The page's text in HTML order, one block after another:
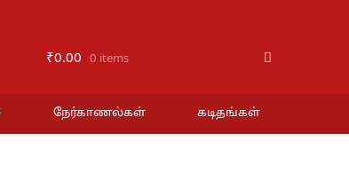
₹0.00 0 items
நேர்காணல்கள் கடிதங்கள்